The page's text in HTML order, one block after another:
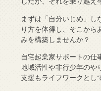
まずは「自分いじめ」し
り方を体得し、そこから
みを構築しませんか？
自宅起業家サポートの仕
地域活性や非行少年のや
支援もライフワークとし